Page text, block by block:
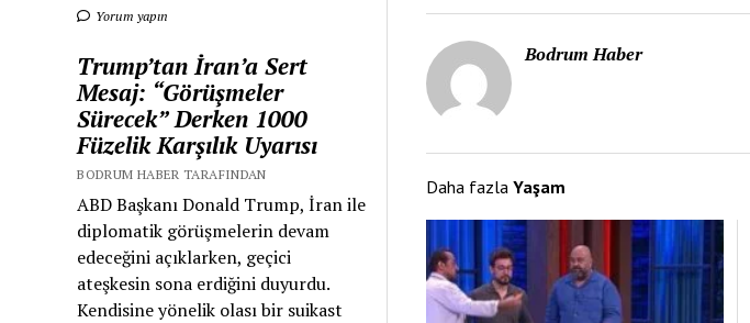
Yorum yapın
Trump’tan İran’a Sert
Mesaj: “Görüşmeler
Sürecek” Derken 1000
Füzelik Karşılık Uyarısı
BODRUM HABER TARAFINDAN
ABD Başkanı Donald Trump, İran ile
diplomatik görüşmelerin devam
edeceğini açıklarken, geçici
ateşkesin sona erdiğini duyurdu.
Kendisine yönelik olası bir suikast
Bodrum Haber
Daha fazla Yaşam